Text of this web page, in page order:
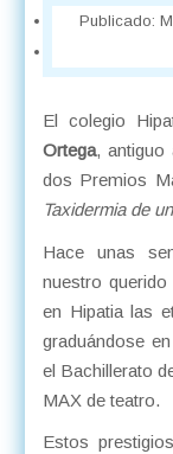
Publicado:
El colegio
Ortega, antiguo
dos Premios
Taxidermia de
Hace unas
nuestro
en Hipatia las
graduándose
el Bachillerato
MAX de teatro.
Estos